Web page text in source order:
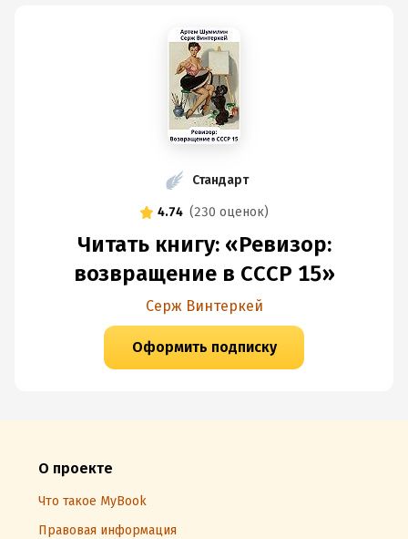
Стандарт
4.74 (230 оценок)
Читать книгу: «Ревизор:
возвращение в СССР 15»
Серж Винтеркей
Оформить подписку
О проекте
Что такое MyBook
Правовая информация